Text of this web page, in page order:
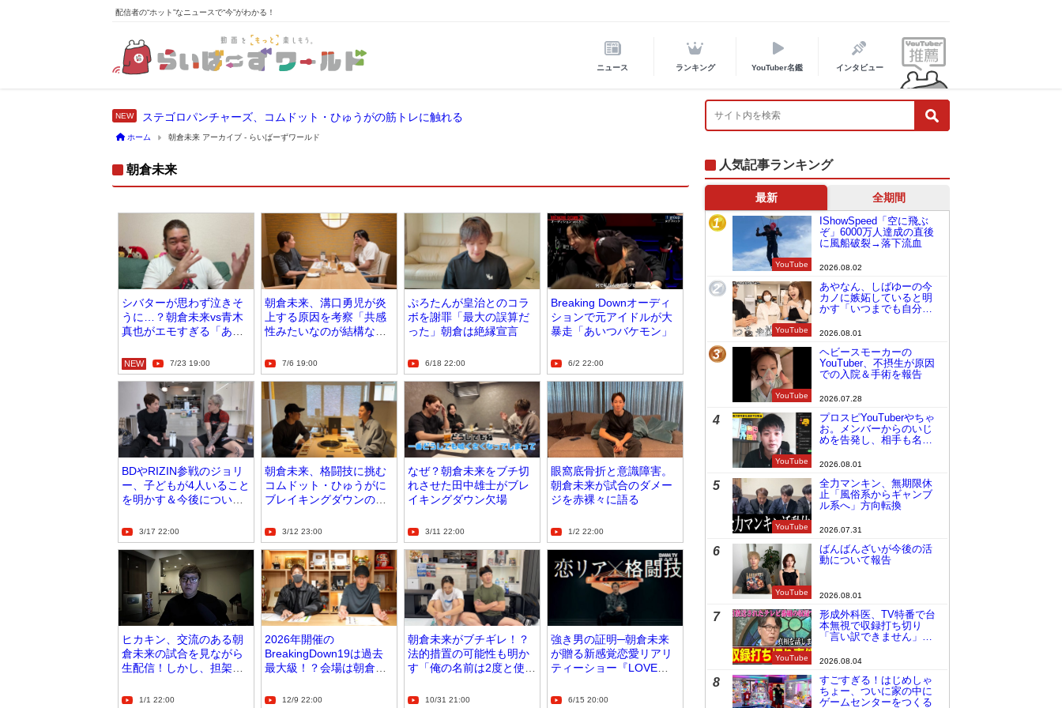
配信者の“ホット”なニュースで“今”がわかる！
ニュース ランキング YouTuber名鑑 インタビュー
ステゴロパンチャーズ、コムドット・ひゅうがの筋トレに触れる
ホーム 朝倉未来 アーカイブ - らいばーずワールド
朝倉未来
シバターが思わず泣きそ
うに…？朝倉未来vs青木
真也がエモすぎる「あの
真也」
NEW 7/23 19:00
朝倉未来、溝口勇児が炎
上する原因を考察「共感
性みたいなのが結構なく
7/6 19:00
ぷろたんが皇治とのコラ
ボを謝罪「最大の誤算だ
った」朝倉は絶縁宣言
6/18 22:00
Breaking Downオーディ
ションで元アイドルが大
暴走「あいつバケモン」
6/2 22:00
BDやRIZIN参戦のジョリ
ー、子どもが4人いること
を明かす＆今後について
3/17 22:00
朝倉未来、格闘技に挑む
コムドット・ひゅうがに
ブレイキングダウンのオ
3/12 23:00
なぜ？朝倉未来をブチ切
れさせた田中雄士がブレ
イキングダウン欠場
3/11 22:00
眼窩底骨折と意識障害。
朝倉未来が試合のダメー
ジを赤裸々に語る
1/2 22:00
ヒカキン、交流のある朝
倉未来の試合を見ながら
生配信！しかし、担架で
1/1 22:00
2026年開催の
BreakingDown19は過去
最大級！？会場は朝倉未
12/9 22:00
朝倉未来がブチギレ！？
法的措置の可能性も明か
す「俺の名前は2度と使わ
10/31 21:00
強き男の証明─朝倉未来
が贈る新感覚恋愛リアリ
ティーショー『LOVE
6/15 20:00
人気記事ランキング
最新 全期間
1
YouTube
IShowSpeed「空に飛ぶ
ぞ」6000万人達成の直後
に風船破裂→落下流血
2026.08.02
2
YouTube
あやなん、しばゆーの今
カノに嫉妬していると明
かす「いつまでも自分の
2026.08.01
3
YouTube
ヘビースモーカーの
YouTuber、不摂生が原因
での入院＆手術を報告
2026.07.28
4
YouTube
プロスピYouTuberやちゃ
お。メンバーからのいじ
めを告発し、相手も名指
2026.08.01
5
YouTube
全力マンキン、無期限休
止「風俗系からギャンブ
ル系へ」方向転換
2026.07.31
6
YouTube
ばんばんざいが今後の活
動について報告
2026.08.01
7
YouTube
形成外科医、TV特番で台
本無視で収録打ち切り
「言い訳できません」と
2026.08.04
8
すごすぎる！はじめしゃ
ちょー、ついに家の中に
ゲームセンターをつくる